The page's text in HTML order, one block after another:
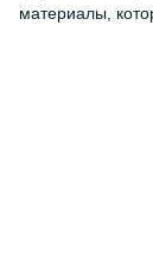
материалы,